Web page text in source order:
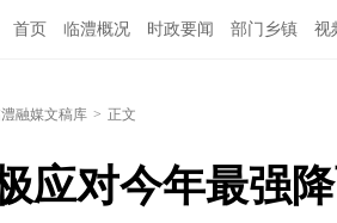
首页 临澧概况 时政要闻 部门乡镇 视
融媒文稿库 > 正文
应对今年最强